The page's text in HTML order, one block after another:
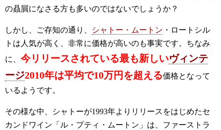
の贔屓になさる方も多いのではないでしょうか？
しかし、ご存知の通り、 シャトー・ムートン ・ロートシル
トは人気が高く、非常に価格が高いのも事実です。ちなみ
に、 今リリースされている最も新しいヴィンテ
ージ2010年は平均で10万円を超える価格となって
いるようです。
その様な中、シャトーが1993年よりリリースをはじめたセ
カンドワイン「ル・プティ・ムートン」は、ファーストラ